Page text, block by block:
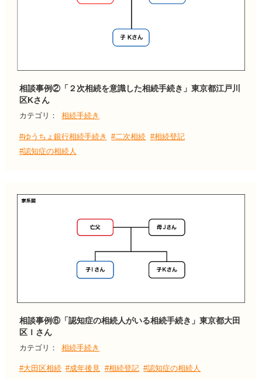
相談事例②「２次相続を意識した相続手続き」東京都江戸川
区Kさん
カテゴリ： 相続手続き
#ゆうちょ銀行相続手続き #二次相続 #相続登記
#認知症の相続人
相談事例⑥「認知症の相続人がいる相続手続き」東京都大田
区Ｉさん
カテゴリ： 相続手続き
#大田区相続 #成年後見 #相続登記 #認知症の相続人